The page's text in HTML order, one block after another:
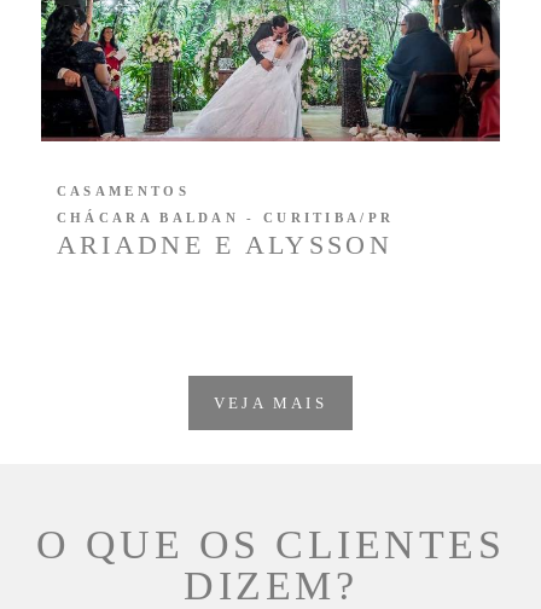
ARIADNE E ALYSSON
CASAMENTOS
CHÁCARA BALDAN - CURITIBA/PR
VEJA MAIS
O QUE OS CLIENTES
DIZEM?